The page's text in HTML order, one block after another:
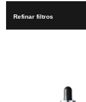
Refinar filtros